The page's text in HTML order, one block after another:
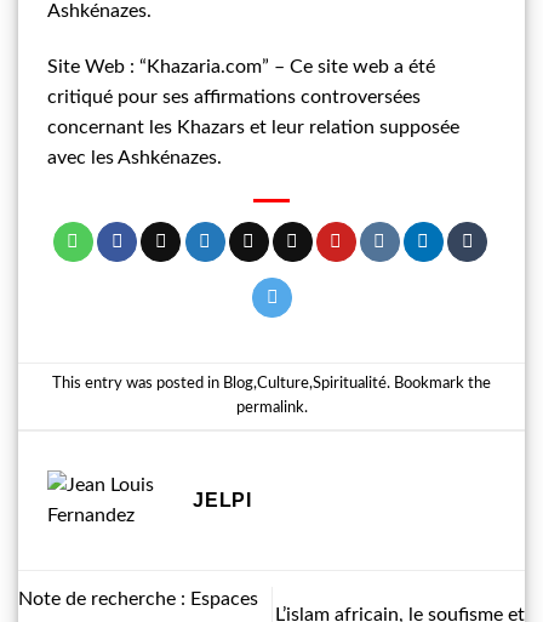
Ashkénazes.
Site Web : “Khazaria.com” – Ce site web a été
critiqué pour ses affirmations controversées
concernant les Khazars et leur relation supposée
avec les Ashkénazes.
This entry was posted in Blog,Culture,Spiritualité. Bookmark the
permalink.
JELPI
Note de recherche : Espaces
L’islam africain, le soufisme et